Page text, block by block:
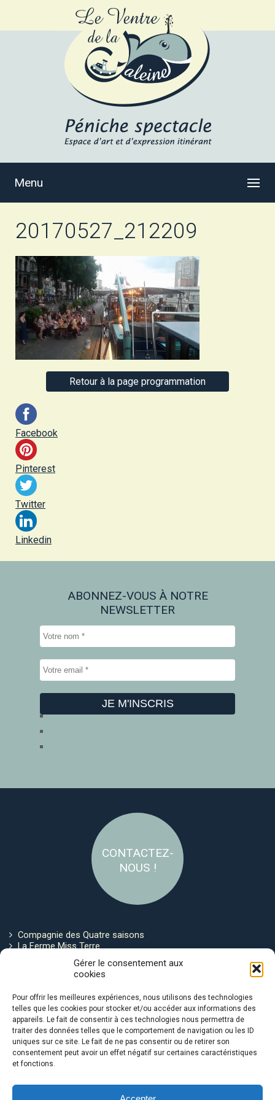
Gérer le consentement aux
cookies
Pour offrir les meilleures expériences, nous utilisons des technologies
telles que les cookies pour stocker et/ou accéder aux informations des
appareils. Le fait de consentir à ces technologies nous permettra de
traiter des données telles que le comportement de navigation ou les ID
uniques sur ce site. Le fait de ne pas consentir ou de retirer son
consentement peut avoir un effet négatif sur certaines caractéristiques
et fonctions.
Menu
20170527_212209
Retour à la page programmation
Facebook
Pinterest
Twitter
Linkedin
ABONNEZ-VOUS À NOTRE
NEWSLETTER
CONTACTEZ-
NOUS !
Compagnie des Quatre saisons
La Ferme Miss Terre
Politique de cookies
Avec le soutien de :